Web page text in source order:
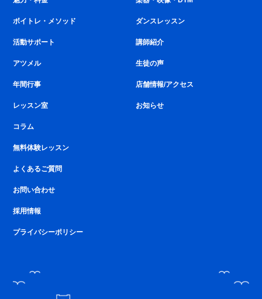
ボイトレ・メソッド
活動サポート
アツメル
年間行事
レッスン室
ダンスレッスン
講師紹介
生徒の声
店舗情報/アクセス
お知らせ
コラム
無料体験レッスン
よくあるご質問
お問い合わせ
採用情報
プライバシーポリシー